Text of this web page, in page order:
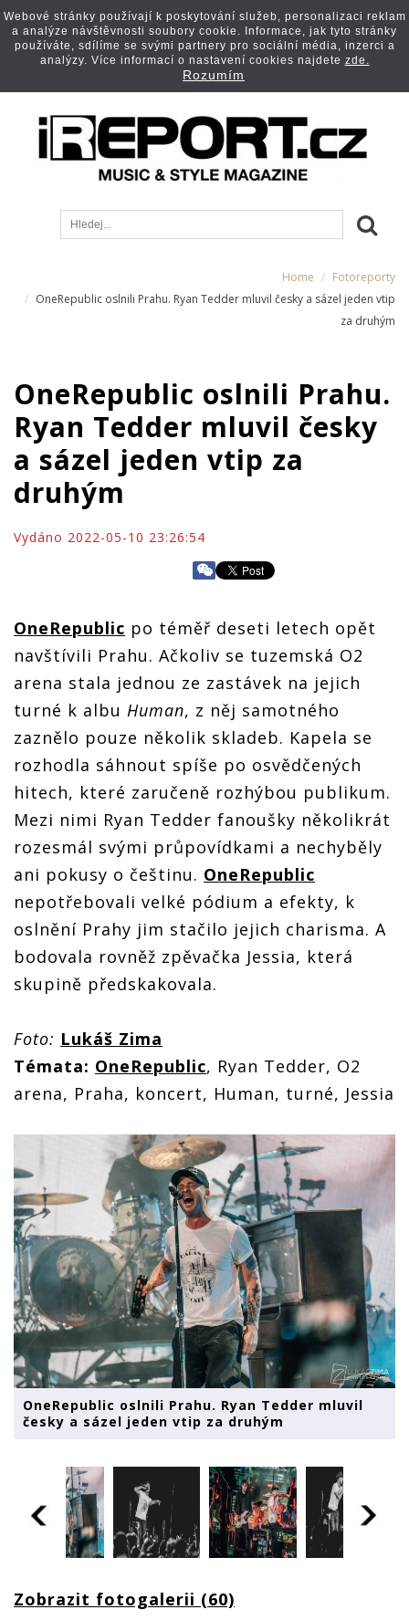
Home
Fotoreporty
OneRepublic oslnili Prahu. Ryan Tedder mluvil česky a sázel jeden vtip
za druhým
OneRepublic oslnili Prahu.
Ryan Tedder mluvil česky
a sázel jeden vtip za
druhým
Vydáno 2022-05-10 23:26:54
OneRepublic po téměř deseti letech opět
navštívili Prahu. Ačkoliv se tuzemská O2
arena stala jednou ze zastávek na jejich
turné k albu Human, z něj samotného
zaznělo pouze několik skladeb. Kapela se
rozhodla sáhnout spíše po osvědčených
hitech, které zaručeně rozhýbou publikum.
Mezi nimi Ryan Tedder fanoušky několikrát
rozesmál svými průpovídkami a nechyběly
ani pokusy o češtinu. OneRepublic
nepotřebovali velké pódium a efekty, k
oslnění Prahy jim stačilo jejich charisma. A
bodovala rovněž zpěvačka Jessia, která
skupině předskakovala.
Foto: Lukáš Zima
Témata: OneRepublic, Ryan Tedder, O2
arena, Praha, koncert, Human, turné, Jessia
OneRepublic oslnili Prahu. Ryan Tedder mluvil
česky a sázel jeden vtip za druhým
Zobrazit fotogalerii (60)
Webové stránky používají k poskytování služeb, personalizaci reklam
a analýze návštěvnosti soubory cookie. Informace, jak tyto stránky
používáte, sdílíme se svými partnery pro sociální média, inzerci a
analýzy. Více informací o nastavení cookies najdete zde.
Rozumím